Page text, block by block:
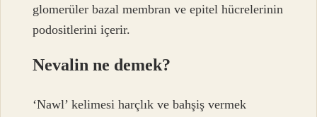
glomerüler bazal membran ve epitel hücrelerinin
podositlerini içerir.
Nevalin ne demek?
‘Nawl’ kelimesi harçlık ve bahşiş vermek